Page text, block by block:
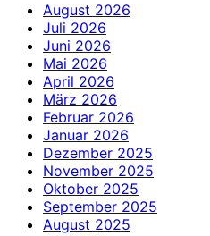
August 2026
Juli 2026
Juni 2026
Mai 2026
April 2026
März 2026
Februar 2026
Januar 2026
Dezember 2025
November 2025
Oktober 2025
September 2025
August 2025